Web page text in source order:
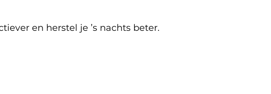
en herstel je ’s nachts beter.